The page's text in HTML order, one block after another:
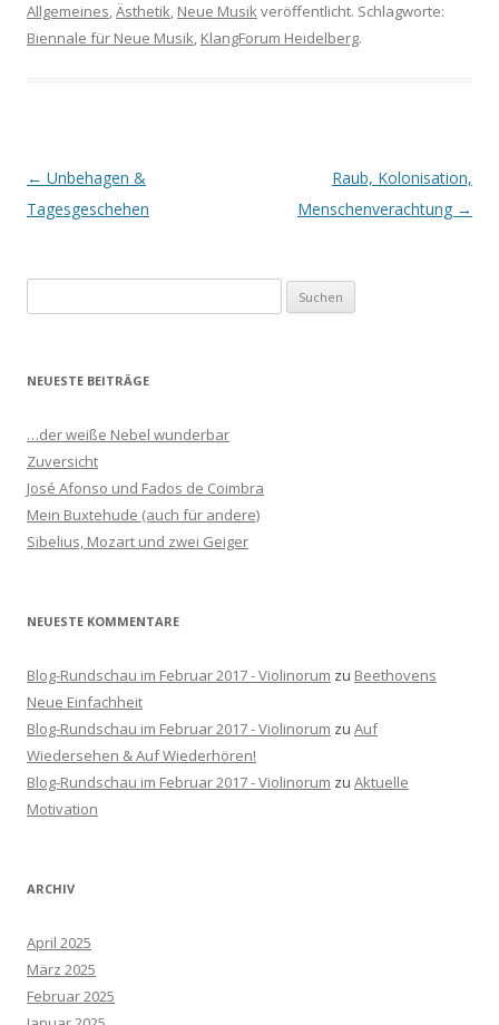
Allgemeines,Ästhetik, Neue Musikveröffentlicht. Schlagworte:
Biennale für Neue Musik, KlangForum Heidelberg.
Beitrags-
Navigation
← Unbehagen &
Tagesgeschehen
Raub, Kolonisation,
Menschenverachtung →
u
h
n
a
c
h
NEUESTE BEITRÄGE
…der weiße Nebel wunderbar
Zuversicht
José Afonso und Fados de Coimbra
Mein Buxtehude (auch für andere)
Sibelius, Mozart und zwei Geiger
NEUESTE KOMMENTARE
Blog-Rundschau im Februar 2017 - Violinorum zu Beethovens
Neue Einfachheit
Blog-Rundschau im Februar 2017 - Violinorum zu Auf
Wiedersehen & Auf Wiederhören!
Blog-Rundschau im Februar 2017 - Violinorum zu Aktuelle
Motivation
ARCHIV
April 2025
März 2025
Februar 2025